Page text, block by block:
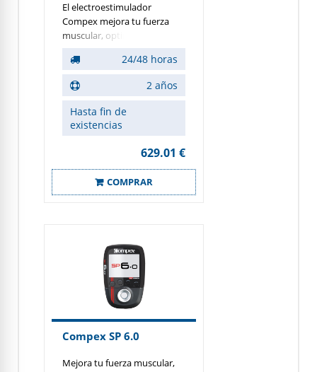
El electroestimulador
Compex mejora tu fuerza
muscular, optimiza tu
rehabilitación, relaja y
recupera más rápido.
Además de todas las
características del modelo SP
2.0, SP 4.0 también ofrece
programas de rehabilitación
que pueden ayudar a
aquellas personas que
y que practican su actividad
3 veces por semana.
24/48 horas
2 años
Hasta fin de
existencias
629.01 €
COMPRAR
Compex SP 6.0
Mejora tu fuerza muscular,